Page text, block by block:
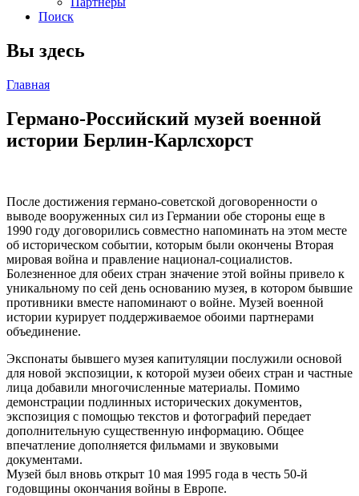
Поиск
Вы здесь
Главная
Германо-Российский музей военной
истории Берлин-Карлсхорст
После достижения германо-советской договоренности о
выводе вооруженных сил из Германии обе стороны еще в
1990 году договорились совместно напоминать на этом месте
об историческом событии, которым были окончены Вторая
мировая война и правление национал-социалистов.
Болезненное для обеих стран значение этой войны привело к
уникальному по сей день основанию музея, в котором бывшие
противники вместе напоминают о войне. Музей военной
истории курирует поддерживаемое обоими партнерами
объединение.
Экспонаты бывшего музея капитуляции послужили основой
для новой экспозиции, к которой музеи обеих стран и частные
лица добавили многочисленные материалы. Помимо
демонстрации подлинных исторических документов,
экспозиция с помощью текстов и фотографий передает
дополнительную существенную информацию. Общее
впечатление дополняется фильмами и звуковыми
документами.
Музей был вновь открыт 10 мая 1995 года в честь 50-й
годовщины окончания войны в Европе.